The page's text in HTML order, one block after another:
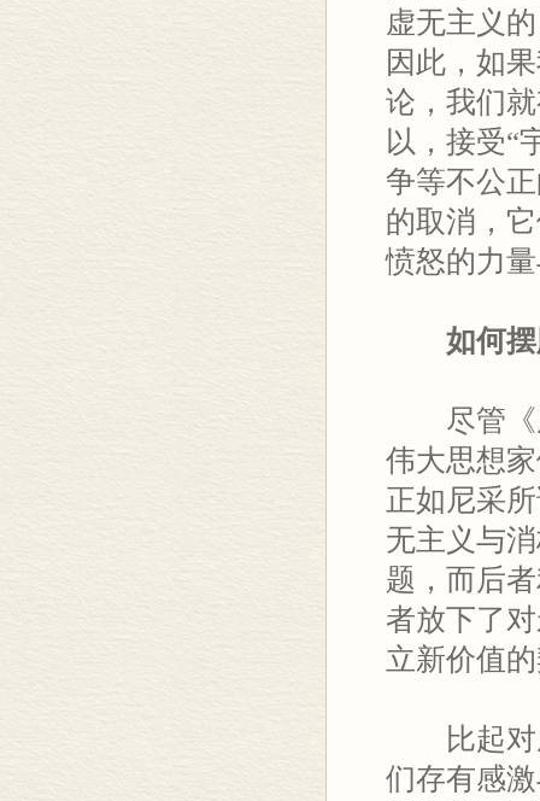
虚无主义
因此，如
论，我们
以，接受“
争等不公
的取消，
愤怒的力
如何摆
尽管《虚
伟大思想
正如尼采
无主义与
题，而后
者放下了
立新价值
比起对虚
们存有感